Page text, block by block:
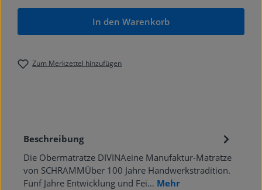
In den Warenkorb
Zum Merkzettel hinzufügen
Beschreibung
Die Obermatratze DIVINAeine Manufaktur-Matratze
von SCHRAMMÜber 100 Jahre Handwerkstradition.
Fünf Jahre Entwicklung und Fei… Mehr